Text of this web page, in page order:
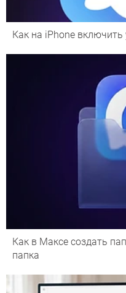
Как на iPhone
Как в Максе создать
папка